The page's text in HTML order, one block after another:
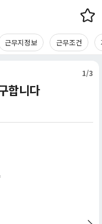
근무지정보 근무조건
1/3
합니다